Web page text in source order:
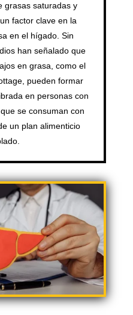
grasas saturadas y
factor clave en la
en el hígado. Sin
han señalado que
en grasa, como el
pueden formar
en personas con
se consuman con
un plan alimenticio